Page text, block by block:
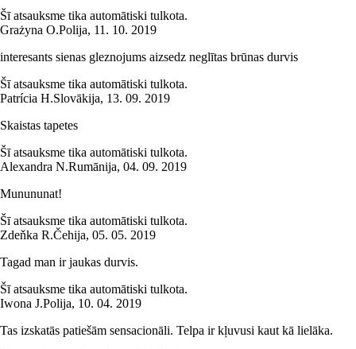
Šī atsauksme tika automātiski tulkota.
Grażyna O.Polija, 11. 10. 2019
interesants sienas gleznojums aizsedz neglītas brūnas durvis
Šī atsauksme tika automātiski tulkota.
Patrícia H.Slovākija, 13. 09. 2019
Skaistas tapetes
Šī atsauksme tika automātiski tulkota.
Alexandra N.Rumānija, 04. 09. 2019
Munununat!
Šī atsauksme tika automātiski tulkota.
Zdeňka R.Čehija, 05. 05. 2019
Tagad man ir jaukas durvis.
Šī atsauksme tika automātiski tulkota.
Iwona J.Polija, 10. 04. 2019
Tas izskatās patiešām sensacionāli. Telpa ir kļuvusi kaut kā lielāka.